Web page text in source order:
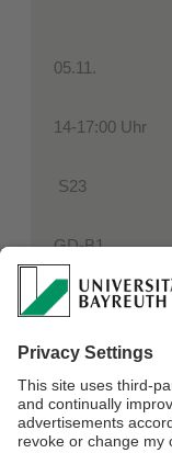
05.11.
14-17:00 Uhr
S23
GD-B1
werden, an,